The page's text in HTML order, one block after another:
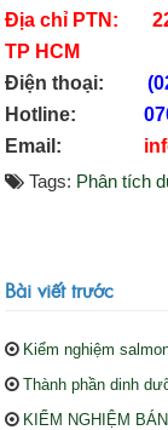
Địa chỉ PTN:
TP HCM
Điện thoại:
Hotline:
Email:
Tags: Phân tích
Bài viết trước
Kiểm nghiệm
Thành phần dinh
KIỂM NGHIỆM